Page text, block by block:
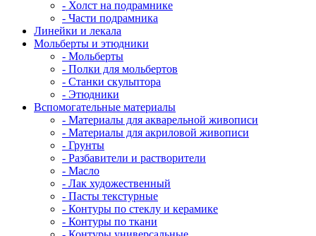
- Холст на подрамнике
- Части подрамника
Линейки и лекала
Мольберты и этюдники
- Мольберты
- Полки для мольбертов
- Станки скульптора
- Этюдники
Вспомогательные материалы
- Материалы для акварельной живописи
- Материалы для акриловой живописи
- Грунты
- Разбавители и растворители
- Масло
- Лак художественный
- Пасты текстурные
- Контуры по стеклу и керамике
- Контуры по ткани